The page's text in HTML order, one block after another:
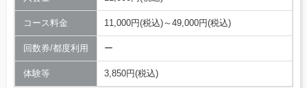
コース料金 11,000円(税込)～49,000円(税込)
回数券/都度利用 ー
体験等 3,850円(税込)